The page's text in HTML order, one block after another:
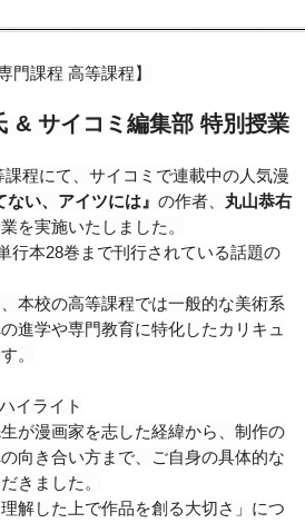
門課程 高等課程】
& サイコミ編集部 特別授業
程にて、サイコミで連載中の人気漫
ない、アイツには』 の作者、 丸山恭右
を実施いたしました。
行本28巻まで刊行されている話題の
本校の高等課程では一般的な美術系
進学や専門教育に特化したカリキュ
。
イライト
が漫画家を志した経緯から、制作の
向き合い方まで、ご自身の具体的な
きました。
解した上で作品を創る大切さ」につ